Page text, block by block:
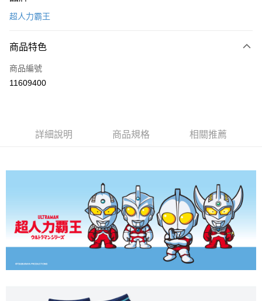
信用卡一次付款
LINE Pay
Apple Pay
ATM付款
每筆NT$80，滿NT$899(含以上)免運費
付款後全家取貨
每筆NT$80，滿NT$859(含以上)免運費
每筆NT$80，滿NT$899(含以上)免運費
超人力霸王
商品特色
商品編號
11609400
詳細說明 商品規格 相關推薦